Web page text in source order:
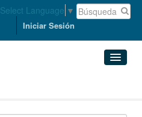
Select Language ▼
Iniciar Sesión